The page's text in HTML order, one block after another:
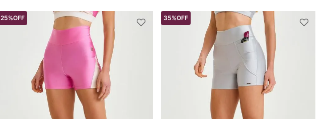
25%OFF 35%OFF